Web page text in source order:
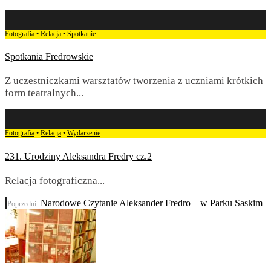
Fotografia • Relacja • Spotkanie
Spotkania Fredrowskie
Z uczestniczkami warsztatów tworzenia z uczniami krótkich
form teatralnych...
Fotografia • Relacja • Wydarzenie
231. Urodziny Aleksandra Fredry cz.2
Relacja fotograficzna...
Poprzedni: Narodowe Czytanie Aleksander Fredro – w Parku Saskim